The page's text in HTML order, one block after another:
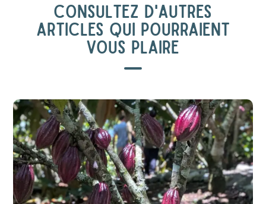
CONSULTEZ D'AUTRES
ARTICLES QUI POURRAIENT
VOUS PLAIRE